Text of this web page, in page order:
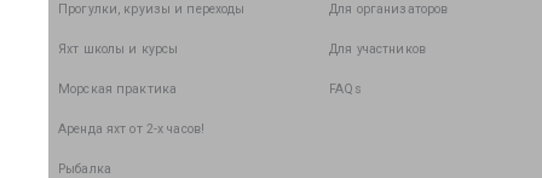
Прогулки, круизы и переходы
Яхт школы и курсы
Морская практика
Аренда яхт от 2-х часов!
Рыбалка
Для организаторов
Для участников
FAQs